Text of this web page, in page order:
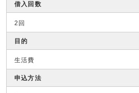
借入回数
2回
目的
生活費
申込方法